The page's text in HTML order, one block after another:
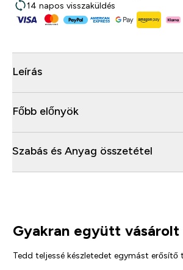
14 napos visszaküldés
Leírás
Főbb előnyök
Szabás és Anyag összetétel
Gyakran együtt
Tedd teljessé készletedet egymást erősítő